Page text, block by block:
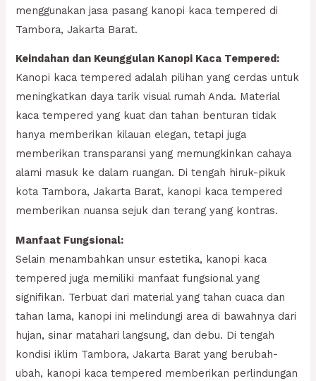
menggunakan jasa pasang kanopi kaca tempered di
Tambora, Jakarta Barat.
Keindahan dan Keunggulan Kanopi Kaca Tempered:
Kanopi kaca tempered adalah pilihan yang cerdas untuk
meningkatkan daya tarik visual rumah Anda. Material
kaca tempered yang kuat dan tahan benturan tidak
hanya memberikan kilauan elegan, tetapi juga
memberikan transparansi yang memungkinkan cahaya
alami masuk ke dalam ruangan. Di tengah hiruk-pikuk
kota Tambora, Jakarta Barat, kanopi kaca tempered
memberikan nuansa sejuk dan terang yang kontras.
Manfaat Fungsional:
Selain menambahkan unsur estetika, kanopi kaca
tempered juga memiliki manfaat fungsional yang
signifikan. Terbuat dari material yang tahan cuaca dan
tahan lama, kanopi ini melindungi area di bawahnya dari
hujan, sinar matahari langsung, dan debu. Di tengah
kondisi iklim Tambora, Jakarta Barat yang berubah-
ubah, kanopi kaca tempered memberikan perlindungan